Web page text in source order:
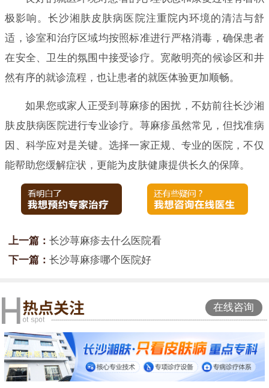
极影响。长沙湘肤皮肤病医院注重院内环境的清洁与舒
适，诊室和治疗区域均按照标准进行严格消毒，确保患者
在安全、卫生的氛围中接受诊疗。宽敞明亮的候诊区和井
然有序的就诊流程，也让患者的就医体验更加顺畅。
如果您或家人正受到荨麻疹的困扰，不妨前往长沙湘
肤皮肤病医院进行专业诊疗。荨麻疹虽然常见，但找准病
因、科学应对是关键。选择一家正规、专业的医院，不仅
能帮助您缓解症状，更能为皮肤健康提供长久的保障。
上一篇： 长沙荨麻疹去什么医院看
下一篇： 长沙荨麻疹哪个医院好
在线咨询